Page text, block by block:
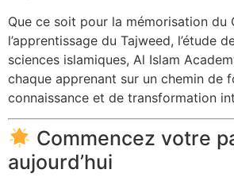
Que ce soit pour la mémorisation du
l’apprentissage du Tajweed, l’étude
sciences islamiques, Al Islam
chaque apprenant sur un chemin de
connaissance et de transformation
Commencez votre
aujourd’hui